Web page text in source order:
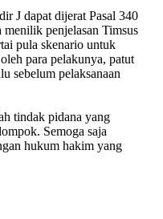
J dapat dijerat Pasal 340
penjelasan Timsus
pula skenario untuk
para pelakunya, patut
sebelum pelaksanaan
tindak pidana yang
Semoga saja
hukum hakim yang